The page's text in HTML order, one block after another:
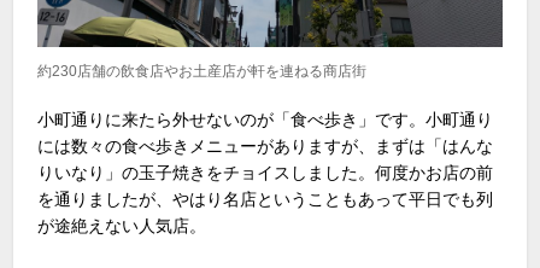
約230店舗の飲食店やお土産店が軒を連ねる商店街
小町通りに来たら外せないのが「食べ歩き」です。小町通り
には数々の食べ歩きメニューがありますが、まずは「はんな
りいなり」の玉子焼きをチョイスしました。何度かお店の前
を通りましたが、やはり名店ということもあって平日でも列
が途絶えない人気店。